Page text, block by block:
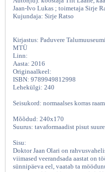
Jaan-Ivo Lukas ; toimetaja Sirje
Kujundaja: Sirje Ratso
Kirjastus: Paduvere
MTÜ
Linn:
Aasta: 2016
Originaalkeel:
ISBN: 9789949812998
Lehekülgi: 240
Seisukord: normaalses korras
Mõõdud: 240x170
Suurus: tavaformaadist pisut
Sisu:
Doktor Jaan Olari on
viimased veerandsada aastat on
sünnipäeva eel, vaatab ta